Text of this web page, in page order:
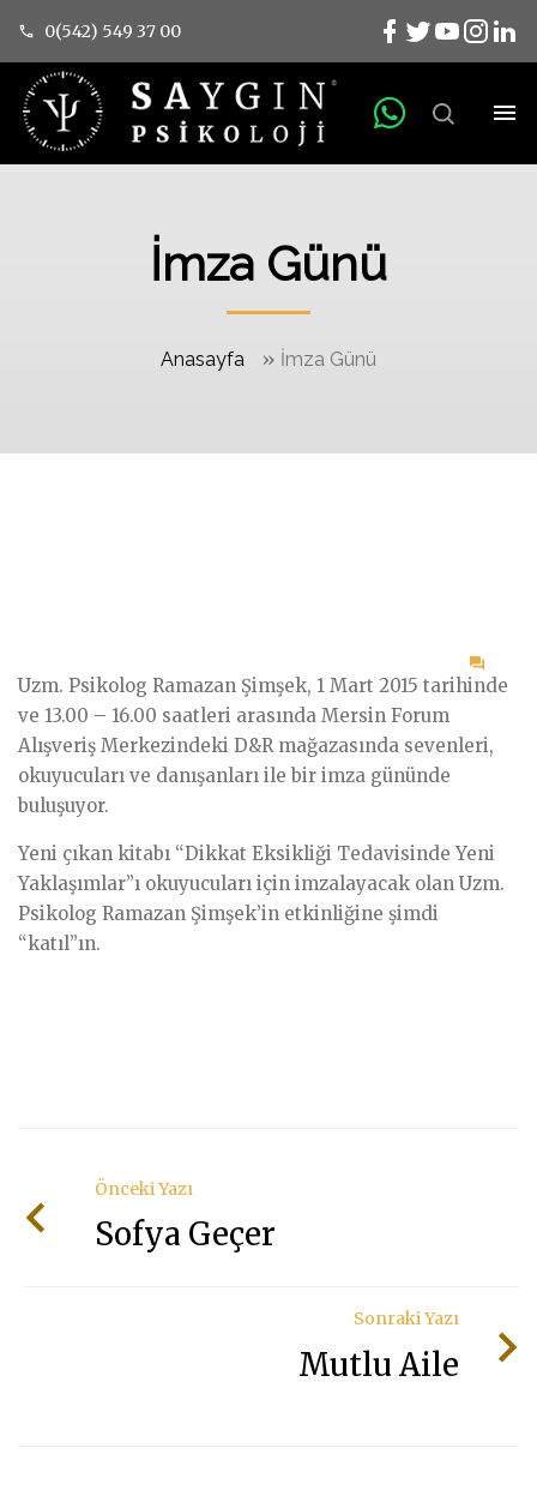
0(542) 549 37 00
İmza Günü
Anasayfa » İmza Günü
on
Uzm. Psikolog Ramazan Şimşek, 1 Mart 2015 tarihinde
ve 13.00 – 16.00 saatleri arasında Mersin Forum
Alışveriş Merkezindeki D&R mağazasında sevenleri,
okuyucuları ve danışanları ile bir imza gününde
buluşuyor.
Yeni çıkan kitabı “Dikkat Eksikliği Tedavisinde Yeni
Yaklaşımlar”ı okuyucuları için imzalayacak olan Uzm.
Psikolog Ramazan Şimşek’in etkinliğine şimdi
“katıl”ın.
Önceki Yazı
Sofya Geçer
Sonraki Yazı
Mutlu Aile